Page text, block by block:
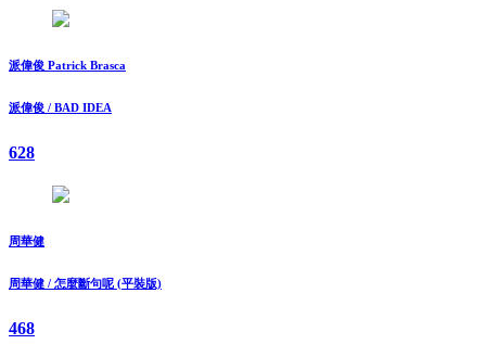
派偉俊 Patrick Brasca
派偉俊 / BAD IDEA
628
周華健
周華健 / 怎麼斷句呢 (平裝版)
468